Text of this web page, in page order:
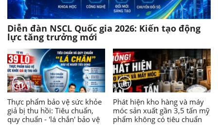
Diễn đàn NSCL Quốc gia 2026: Kiến tạo động
lực tăng trưởng mới
Thực phẩm bảo vệ sức khỏe
giả bị thu hồi: Tiêu chuẩn,
quy chuẩn - 'lá chắn' bảo vệ
Phát hiện kho hàng và máy
móc sản xuất gần 3,5 tấn mỹ
phẩm không có tiêu chuẩn